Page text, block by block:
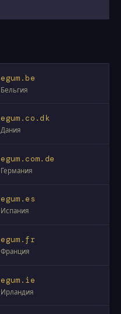
egum.be
Бельгия
egum.co.dk
Дания
egum.com.de
Германия
egum.es
Испания
egum.fr
Франция
egum.ie
Ирландия